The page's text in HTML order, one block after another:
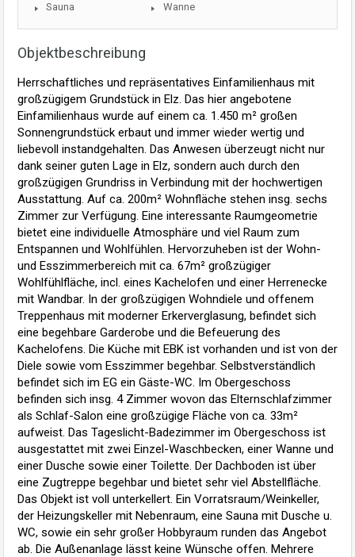
Sauna Wanne
Objektbeschreibung
Herrschaftliches und repräsentatives Einfamilienhaus mit
großzügigem Grundstück in Elz. Das hier angebotene
Einfamilienhaus wurde auf einem ca. 1.450 m² großen
Sonnengrundstück erbaut und immer wieder wertig und
liebevoll instandgehalten. Das Anwesen überzeugt nicht nur
dank seiner guten Lage in Elz, sondern auch durch den
großzügigen Grundriss in Verbindung mit der hochwertigen
Ausstattung. Auf ca. 200m² Wohnfläche stehen insg. sechs
Zimmer zur Verfügung. Eine interessante Raumgeometrie
bietet eine individuelle Atmosphäre und viel Raum zum
Entspannen und Wohlfühlen. Hervorzuheben ist der Wohn-
und Esszimmerbereich mit ca. 67m² großzügiger
Wohlfühlfläche, incl. eines Kachelofen und einer Herrenecke
mit Wandbar. In der großzügigen Wohndiele und offenem
Treppenhaus mit moderner Erkerverglasung, befindet sich
eine begehbare Garderobe und die Befeuerung des
Kachelofens. Die Küche mit EBK ist vorhanden und ist von der
Diele sowie vom Esszimmer begehbar. Selbstverständlich
befindet sich im EG ein Gäste-WC. Im Obergeschoss
befinden sich insg. 4 Zimmer wovon das Elternschlafzimmer
als Schlaf-Salon eine großzügige Fläche von ca. 33m²
aufweist. Das Tageslicht-Badezimmer im Obergeschoss ist
ausgestattet mit zwei Einzel-Waschbecken, einer Wanne und
einer Dusche sowie einer Toilette. Der Dachboden ist über
eine Zugtreppe begehbar und bietet sehr viel Abstellfläche.
Das Objekt ist voll unterkellert. Ein Vorratsraum/Weinkeller,
der Heizungskeller mit Nebenraum, eine Sauna mit Dusche u.
WC, sowie ein sehr großer Hobbyraum runden das Angebot
ab. Die Außenanlage lässt keine Wünsche offen. Mehrere